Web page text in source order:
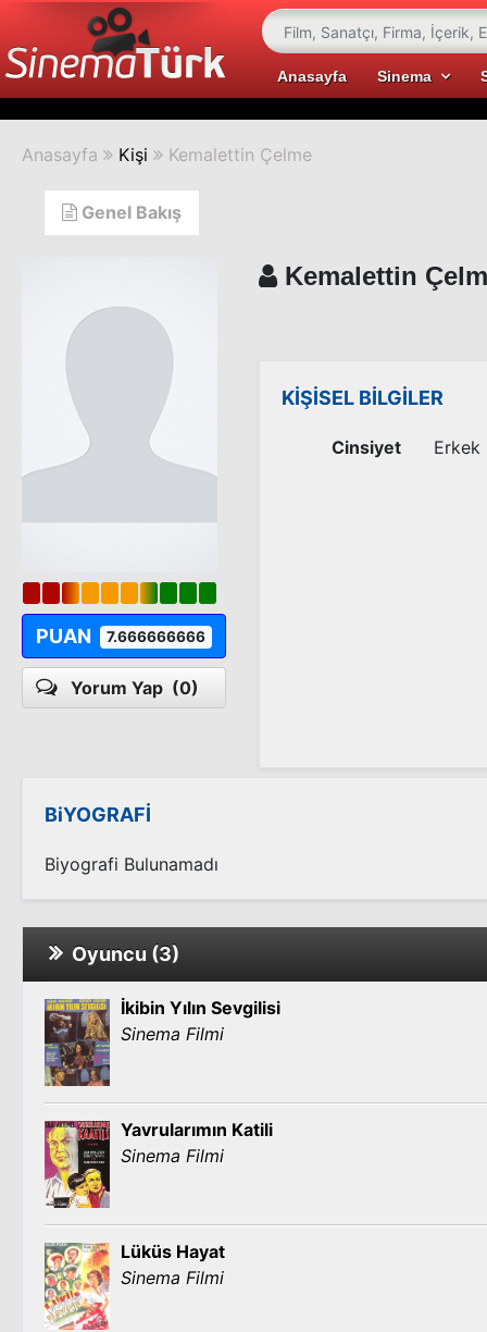
Anasayfa Sinema
Anasayfa Kişi Kemalettin Çelme
Genel Bakış
PUAN 7.666666666
Yorum Yap (0)
Kemalettin
KİŞİSEL BİLGİLER
Cinsiyet Erkek
BiYOGRAFİ
Biyografi Bulunamadı
Oyuncu (3)
İkibin Yılın Sevgilisi
Sinema Filmi
Yavrularımın Katili
Sinema Filmi
Lüküs Hayat
Sinema Filmi